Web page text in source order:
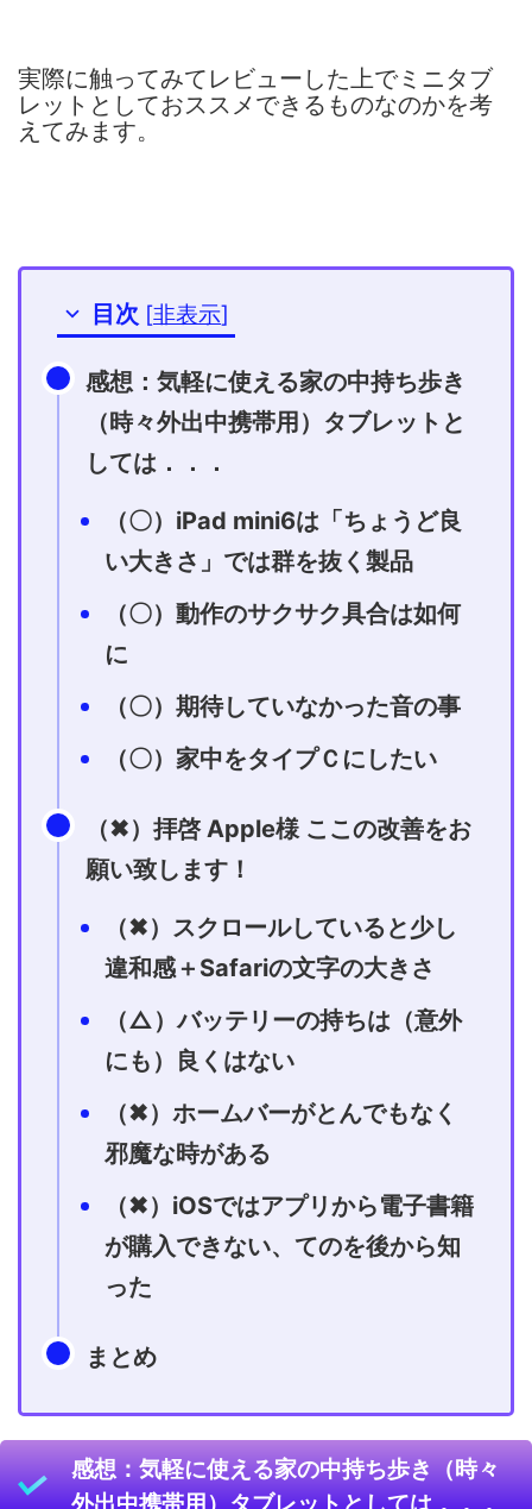
実際に触ってみてレビューした上でミニタブ
レットとしておススメできるものなのかを考
えてみます。
目次 [非表示]
感想：気軽に使える家の中持ち歩き
（時々外出中携帯用）タブレットと
しては．．．
（〇）iPad mini6は「ちょうど良
い大きさ」では群を抜く製品
（〇）動作のサクサク具合は如何
に
（〇）期待していなかった音の事
（〇）家中をタイプＣにしたい
（✖）拝啓 Apple様 ここの改善をお
願い致します！
（✖）スクロールしていると少し
違和感＋Safariの文字の大きさ
（△）バッテリーの持ちは（意外
にも）良くはない
（✖）ホームバーがとんでもなく
邪魔な時がある
（✖）iOSではアプリから電子書籍
が購入できない、てのを後から知
った
まとめ
感想：気軽に使える家の中持ち歩き（時々